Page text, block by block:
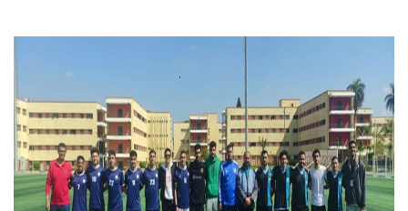
هيئة التدريس
الدراسات العليا